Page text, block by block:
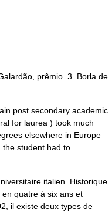
prêmio. 3. Borla de
post secondary academic
for laurea ) took much
elsewhere in Europe
the student had to… …
italien. Historique
quatre à six ans et
il existe deux types de